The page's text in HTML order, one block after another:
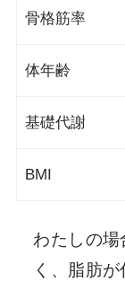
骨格筋率
体年齢
基礎代謝
BMI
わたしの場
く、脂肪